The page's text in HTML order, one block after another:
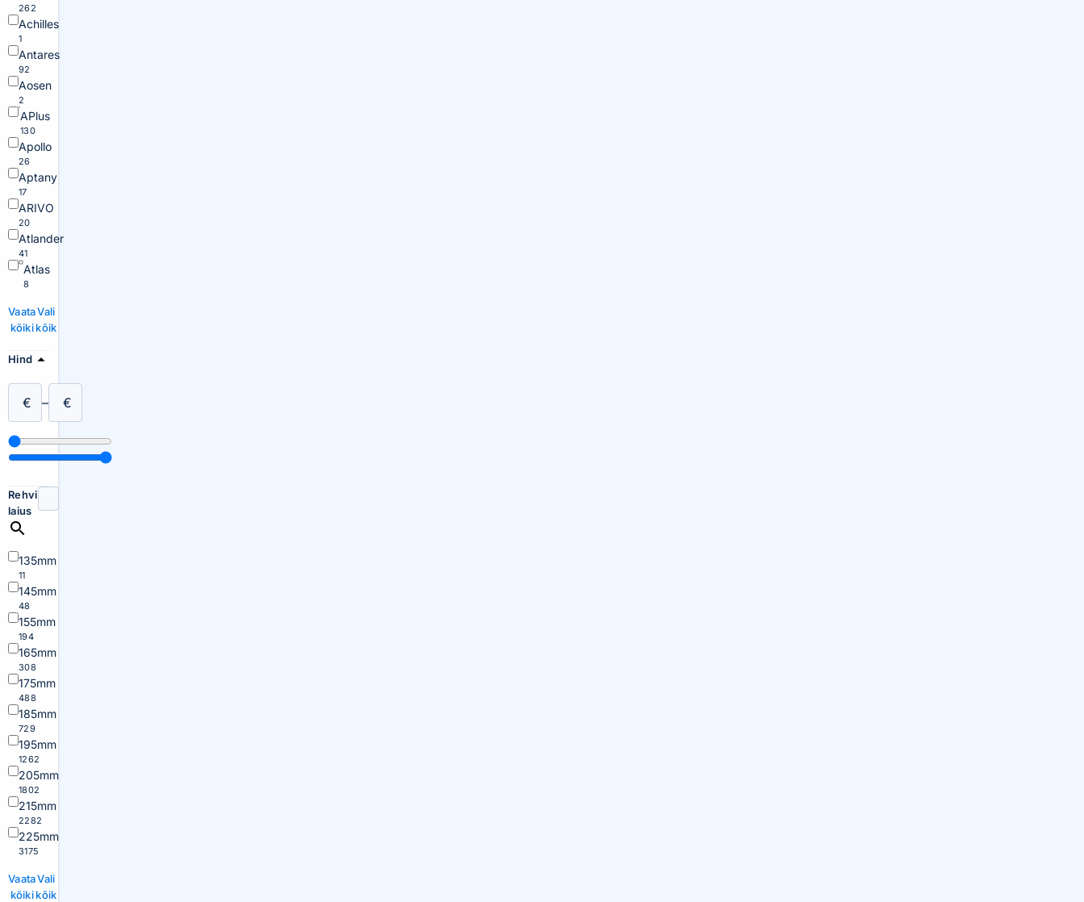
262
Achilles
1
Antares
92
Aosen
2
APlus
130
Apollo
26
Aptany
17
ARIVO
20
Atlander
41
Atlas
8
Vaata
kõiki
Vali
kõik
Hind
€ – €
Rehvi
laius
135mm
11
145mm
48
155mm
194
165mm
308
175mm
488
185mm
729
195mm
1262
205mm
1802
215mm
2282
225mm
3175
Vaata
kõiki
Vali
kõik